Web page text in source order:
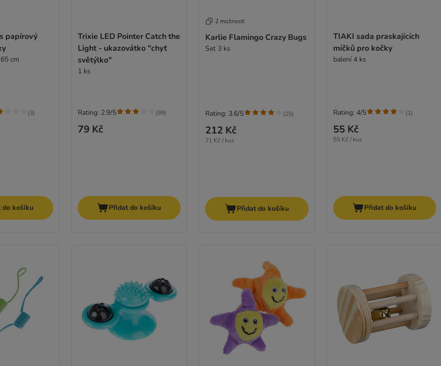
papírový
cm
(3)
do košíku
Trixie LED Pointer Catch the
Light - ukazovátko "chyť
světýlko"
1 ks
79 Kč
Rating: 2.9/5 (99)
Přidat do košíku
2 možností
Karlie Flamingo Crazy Bugs
Set 3 ks
212 Kč
71 Kč / kus
Rating: 3.6/5 (25)
Přidat do košíku
TIAKI sada praskajících
míčků pro kočky
balení 4 ks
55 Kč
55 Kč / kus
Rating: 4/5 (1)
Přidat do košíku